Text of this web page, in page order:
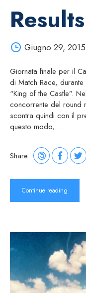
Results
Giugno 29, 2015
Giornata finale per il
di Match Race,
“King of the Castle”.
concorrente del round
scontra quindi con il
questo modo,...
Share
Continue reading